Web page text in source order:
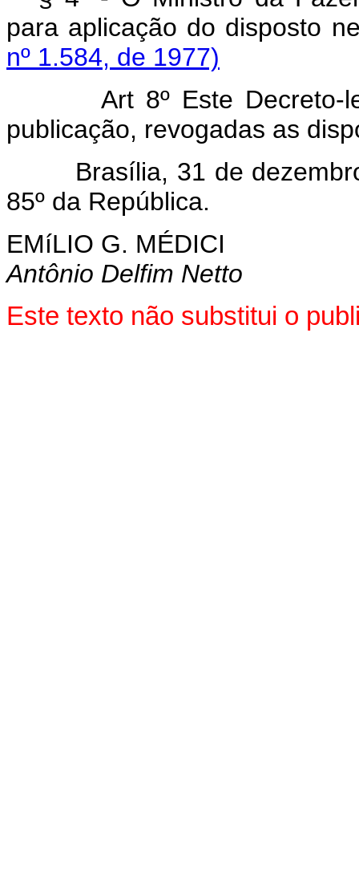
para aplicação do disposto
nº 1.584, de 1977)
Art 8º Este Decreto-lei
publicação, revogadas as
Brasília, 31 de dezembro
85º da República.
EMíLIO G. MÉDICI
Antônio Delfim Netto
Este texto não substitui o